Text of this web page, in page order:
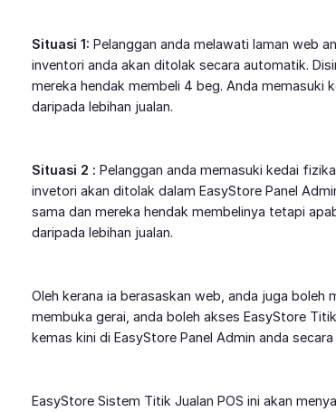
Situasi 1: Pelanggan anda melawati laman web
inventori anda akan ditolak secara automatik.
mereka hendak membeli 4 beg. Anda memasuki
daripada lebihan jualan.
Situasi 2 : Pelanggan anda memasuki kedai
invetori akan ditolak dalam EasyStore Panel
sama dan mereka hendak membelinya tetapi
daripada lebihan jualan.
Oleh kerana ia berasaskan web, anda juga boleh
membuka gerai, anda boleh akses EasyStore
kemas kini di EasyStore Panel Admin anda
EasyStore Sistem Titik Jualan POS ini akan